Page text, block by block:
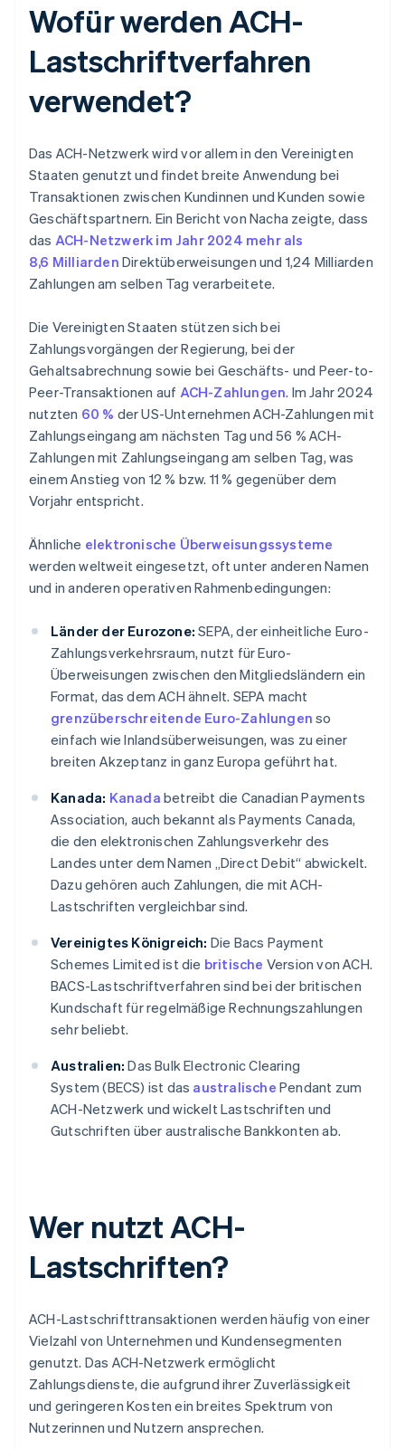
Wofür werden ACH-
Lastschriftverfahren
verwendet?
Das ACH-Netzwerk wird vor allem in den Vereinigten
Staaten genutzt und findet breite Anwendung bei
Transaktionen zwischen Kundinnen und Kunden sowie
Geschäftspartnern. Ein Bericht von Nacha zeigte, dass
das ACH-Netzwerk im Jahr 2024 mehr als
8,6 Milliarden Direktüberweisungen und 1,24 Milliarden
Zahlungen am selben Tag verarbeitete.
Die Vereinigten Staaten stützen sich bei
Zahlungsvorgängen der Regierung, bei der
Gehaltsabrechnung sowie bei Geschäfts- und Peer-to-
Peer-Transaktionen auf ACH-Zahlungen. Im Jahr 2024
nutzten 60 % der US-Unternehmen ACH-Zahlungen mit
Zahlungseingang am nächsten Tag und 56 % ACH-
Zahlungen mit Zahlungseingang am selben Tag, was
einem Anstieg von 12 % bzw. 11 % gegenüber dem
Vorjahr entspricht.
Ähnliche elektronische Überweisungssysteme
werden weltweit eingesetzt, oft unter anderen Namen
und in anderen operativen Rahmenbedingungen:
Länder der Eurozone: SEPA, der einheitliche Euro-
Zahlungsverkehrsraum, nutzt für Euro-
Überweisungen zwischen den Mitgliedsländern ein
Format, das dem ACH ähnelt. SEPA macht
grenzüberschreitende Euro-Zahlungen so
einfach wie Inlandsüberweisungen, was zu einer
breiten Akzeptanz in ganz Europa geführt hat.
Kanada: Kanada betreibt die Canadian Payments
Association, auch bekannt als Payments Canada,
die den elektronischen Zahlungsverkehr des
Landes unter dem Namen „Direct Debit“ abwickelt.
Dazu gehören auch Zahlungen, die mit ACH-
Lastschriften vergleichbar sind.
Vereinigtes Königreich: Die Bacs Payment
Schemes Limited ist die britische Version von ACH.
BACS-Lastschriftverfahren sind bei der britischen
Kundschaft für regelmäßige Rechnungszahlungen
sehr beliebt.
Australien: Das Bulk Electronic Clearing
System (BECS) ist das australische Pendant zum
ACH-Netzwerk und wickelt Lastschriften und
Gutschriften über australische Bankkonten ab.
Wer nutzt ACH-
Lastschriften?
ACH-Lastschrifttransaktionen werden häufig von einer
Vielzahl von Unternehmen und Kundensegmenten
genutzt. Das ACH-Netzwerk ermöglicht
Zahlungsdienste, die aufgrund ihrer Zuverlässigkeit
und geringeren Kosten ein breites Spektrum von
Nutzerinnen und Nutzern ansprechen.